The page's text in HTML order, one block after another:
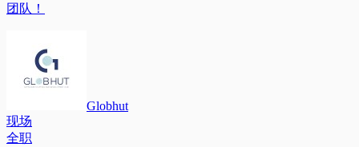
团队！
Globhut
现场
全职